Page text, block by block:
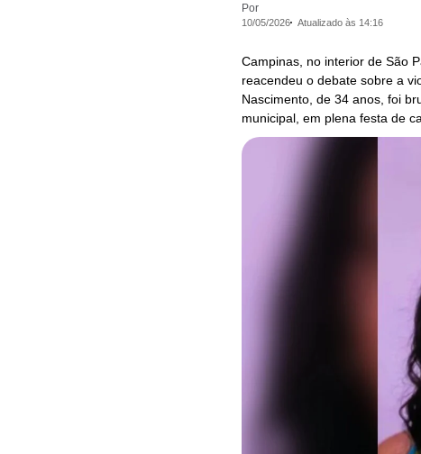
Por
10/05/2026 Atualizado às 14:16
Campinas, no interior de São
reacendeu o debate sobre a
Nascimento, de 34 anos, foi
municipal, em plena festa de